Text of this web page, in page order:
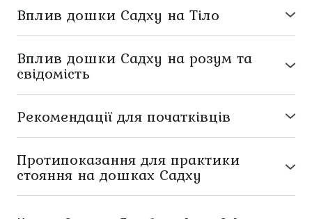
Вплив дошки Садху на Тіло
● позбавлення від м'язових блоків і затисків;
● стимуляція кровообігу, обміну речовин,
● зниження больового порогу.
Вплив дошки Садху на розум та
свідомість
● розслаблення, відчуття радості, задоволення;
● заземлення;
● фокусування;
● відновлення внутрішніх ресурсів;
● усвідомленість.
Рекомендації для початківців
свічки та аромапалички, увімкніть розслаблюючу
Протипоказання для практики
стояння на дошках Садху